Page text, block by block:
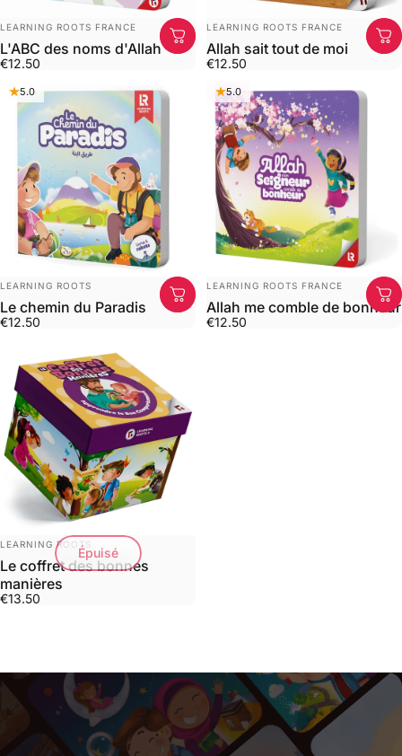
DISTRIBUTEUR:
LEARNING ROOTS FRANCE
L'ABC des noms d'Allah
€12.50
DISTRIBUTEUR:
LEARNING ROOTS FRANCE
Allah sait tout de moi
€12.50
5.0
DISTRIBUTEUR:
LEARNING ROOTS
Le chemin du Paradis
€12.50
5.0
DISTRIBUTEUR:
LEARNING ROOTS FRANCE
Allah me comble de bonheur
€12.50
Épuisé
DISTRIBUTEUR:
LEARNING ROOTS
Le coffret des bonnes
manières
€13.50